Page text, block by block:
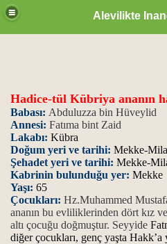
Hadice-tül Kübriya ananın
Babası: Abduluzza bin Hüveylid
Annesi: Fatıma bint Zaid
Lakabı: Kübra
Doğum yeri ve tarihi: Mekke-
Şehadet yeri ve tarihi: Mekke-
Kabrinin bulunduğu yer: Mekke
Yaşı: 65
Çocukları: Hz.Muhammed
ananın bu evliliklerinden dört kız
altı çocuğu doğmuştur. Seyyide
diğer çocukları, genç yaşta Hakk’a